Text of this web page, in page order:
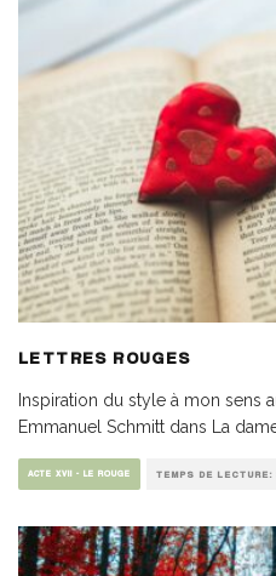
LETTRES ROUGES
Inspiration du style à mon sens
Emmanuel Schmitt dans La
ACTE XVII - LE ROUGE TEMPS DE LECTURE: